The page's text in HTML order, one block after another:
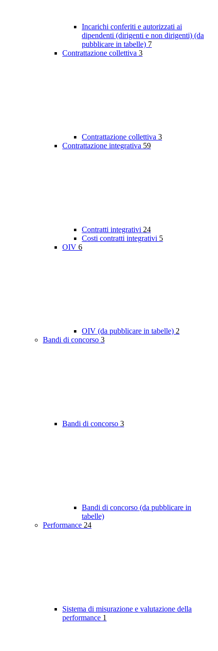
Incarichi conferiti e autorizzati ai
dipendenti (dirigenti e non dirigenti) (da
pubblicare in tabelle) 7
Contrattazione collettiva 3
Contrattazione collettiva 3
Contrattazione integrativa 59
Contratti integrativi 24
Costi contratti integrativi 5
OIV 6
OIV (da pubblicare in tabelle) 2
Bandi di concorso 3
Bandi di concorso 3
Bandi di concorso (da pubblicare in
tabelle)
Performance 24
Sistema di misurazione e valutazione della
performance 1